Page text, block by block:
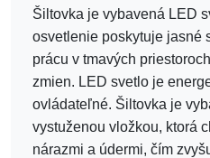
Šiltovka je vybavená LED
osvetlenie poskytuje jasné
prácu v tmavých
zmien. LED svetlo je
ovládateľné. Šiltovka je
vystuženou vložkou, ktorá
nárazmi a údermi, čím